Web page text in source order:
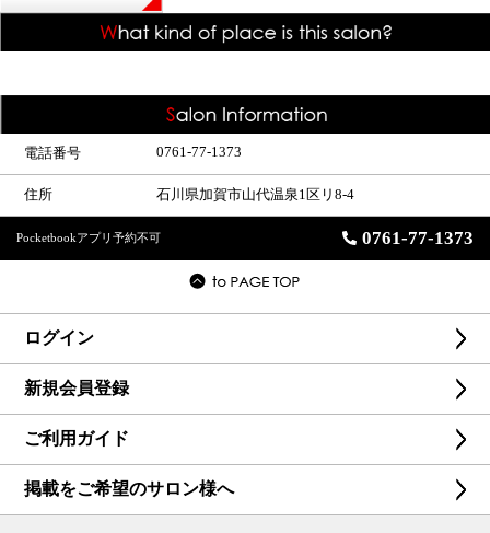
電話番号 0761-77-1373
住所 石川県加賀市山代温泉1区リ8-4
Pocketbookアプリ予約不可 0761-77-1373
ログイン
新規会員登録
ご利用ガイド
掲載をご希望のサロン様へ